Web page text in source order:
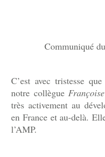
Communiqué
C’est avec tristesse
notre collègue
très activement au
en France et au-delà.
l’AMP.